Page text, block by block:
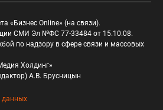
«Бизнес Online» (на связи).
СМИ Эл №ФС 77-33484 от 15.10.08.
по надзору в сфере связи и массовых
Холдинг»
А.В. Брусницын
данных